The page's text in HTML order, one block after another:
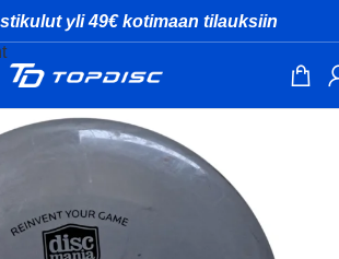
yli 49€ kotimaan tilauksiin